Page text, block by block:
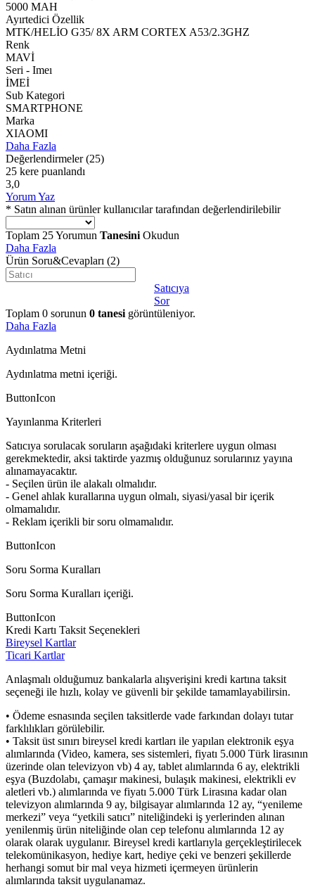
5000 MAH
Ayırtedici Özellik
MTK/HELİO G35/ 8X ARM CORTEX A53/2.3GHZ
Renk
MAVİ
Seri - Imeı
İMEİ
Sub Kategori
SMARTPHONE
Marka
XIAOMI
Daha Fazla
Değerlendirmeler (25)
25 kere puanlandı
3,0
Yorum Yaz
* Satın alınan ürünler kullanıcılar tarafından değerlendirilebilir
Toplam 25Yorumun Tanesini Okudun
Daha Fazla
Ürün Soru&Cevapları (2)
Satıcıya
Sor
Toplam 0 sorunun 0 tanesi görüntüleniyor.
Daha Fazla
Aydınlatma Metni
Aydınlatma metni içeriği.
ButtonIcon
Yayınlanma Kriterleri
Satıcıya sorulacak soruların aşağıdaki kriterlere uygun olması
gerekmektedir, aksi taktirde yazmış olduğunuz sorularınız yayına
alınamayacaktır.
- Seçilen ürün ile alakalı olmalıdır.
- Genel ahlak kurallarına uygun olmalı, siyasi/yasal bir içerik
olmamalıdır.
- Reklam içerikli bir soru olmamalıdır.
ButtonIcon
Soru Sorma Kuralları
Soru Sorma Kuralları içeriği.
ButtonIcon
Kredi Kartı Taksit Seçenekleri
Bireysel Kartlar
Ticari Kartlar
Anlaşmalı olduğumuz bankalarla alışverişini kredi kartına taksit
seçeneği ile hızlı, kolay ve güvenli bir şekilde tamamlayabilirsin.
• Ödeme esnasında seçilen taksitlerde vade farkından dolayı tutar
farklılıkları görülebilir.
• Taksit üst sınırı bireysel kredi kartları ile yapılan elektronik eşya
alımlarında (Video, kamera, ses sistemleri, fiyatı 5.000 Türk lirasının
üzerinde olan televizyon vb) 4 ay, tablet alımlarında 6 ay, elektrikli
eşya (Buzdolabı, çamaşır makinesi, bulaşık makinesi, elektrikli ev
aletleri vb.) alımlarında ve fiyatı 5.000 Türk Lirasına kadar olan
televizyon alımlarında 9 ay, bilgisayar alımlarında 12 ay, “yenileme
merkezi” veya “yetkili satıcı” niteliğindeki iş yerlerinden alınan
yenilenmiş ürün niteliğinde olan cep telefonu alımlarında 12 ay
olarak olarak uygulanır. Bireysel kredi kartlarıyla gerçekleştirilecek
telekomünikasyon, hediye kart, hediye çeki ve benzeri şekillerde
herhangi somut bir mal veya hizmeti içermeyen ürünlerin
alımlarında taksit uygulanamaz.